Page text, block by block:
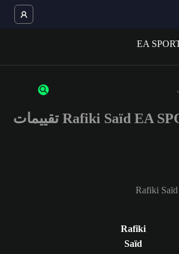
Rafiki Saïd EA SPORTS FC™ 26 تقييمات
Rafiki Saïd
Rafiki
Saïd